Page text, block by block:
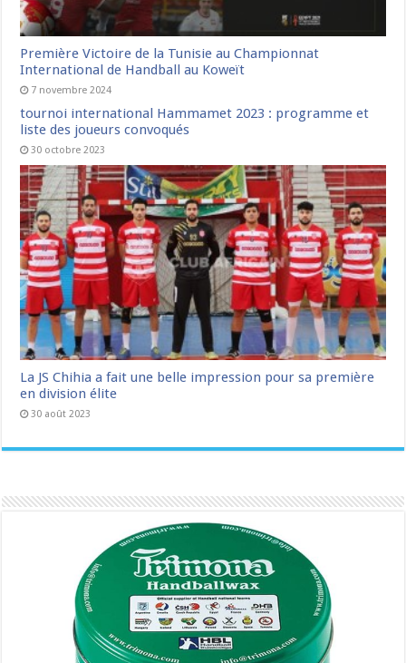
Première Victoire de la Tunisie au Championnat
International de Handball au Koweït
7 novembre 2024
tournoi international Hammamet 2023 : programme et
liste des joueurs convoqués
30 octobre 2023
La JS Chihia a fait une belle impression pour sa première
en division élite
30 août 2023